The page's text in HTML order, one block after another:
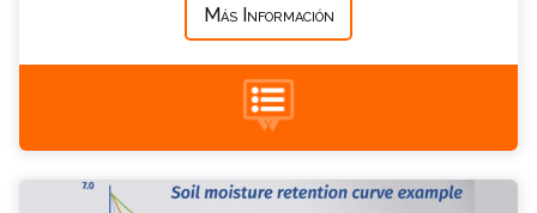
Más Información
+34 935 900 007
Determinación de la curva de retención de